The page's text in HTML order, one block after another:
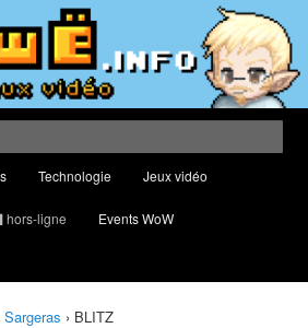
geek, tech et jeux
joueurs au Quizz World of Warcraft
Technologie Jeux vidéo
hors-ligne Events WoW
Sargeras › BLITZ